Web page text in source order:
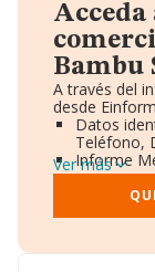
Bambu
A través del
desde
Datos
Teléfono,
Informe
Gráficos
Consejo
Directivos
Ver más